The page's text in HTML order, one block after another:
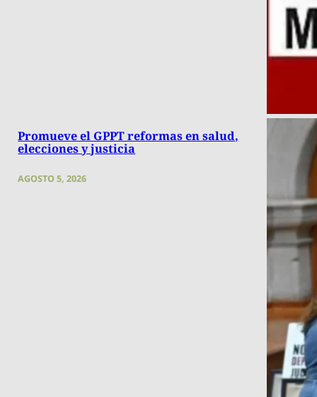
Promueve el GPPT reformas en salud,
elecciones y justicia
AGOSTO 5, 2026